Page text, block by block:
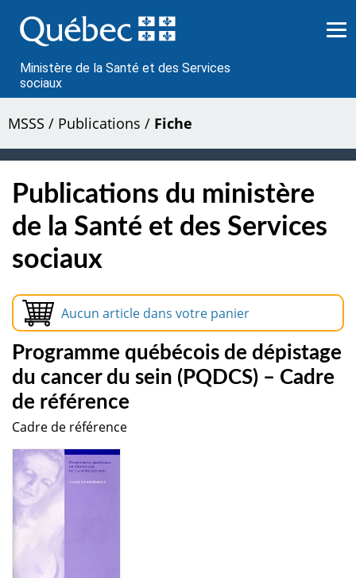
au
contenu
Ministère de la Santé et des Services
sociaux
MSSS / Publications / Fiche
Publications du ministère
de la Santé et des Services
sociaux
Aucun article dans votre panier
Programme québécois de dépistage
du cancer du sein (PQDCS) – Cadre
de référence
Cadre de référence